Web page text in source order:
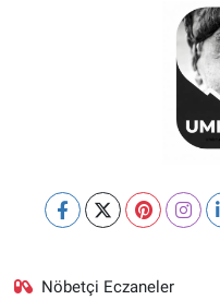
Nöbetçi Eczaneler